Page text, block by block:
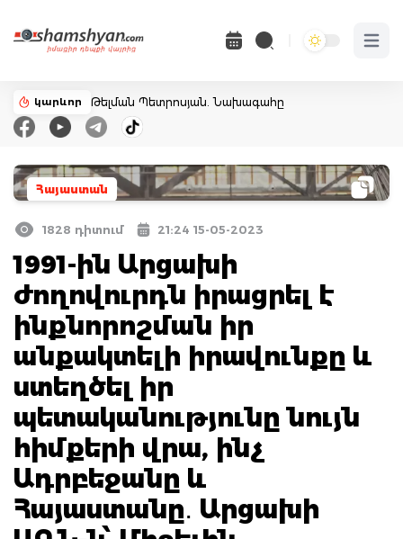
Open
կարևոր Թելման Պետրոսյան. Նախագահը
Հայաստան
1828 դիտում 21:24 15-05-2023
1991-ին Արցախի
ժողովուրդն իրացրել է
ինքնորոշման իր
անքակտելի իրավունքը և
ստեղծել իր
պետականությունը նույն
հիմքերի վրա, ինչ
Ադրբեջանը և
Հայաստանը․ Արցախի